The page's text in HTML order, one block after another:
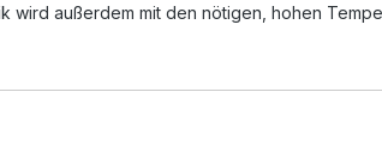
wird außerdem mit den nötigen, hohen